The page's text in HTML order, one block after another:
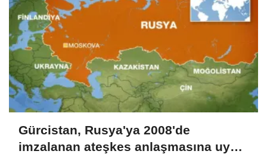
Gürcistan, Rusya'ya 2008'de
imzalanan ateşkes anlaşmasına uyma